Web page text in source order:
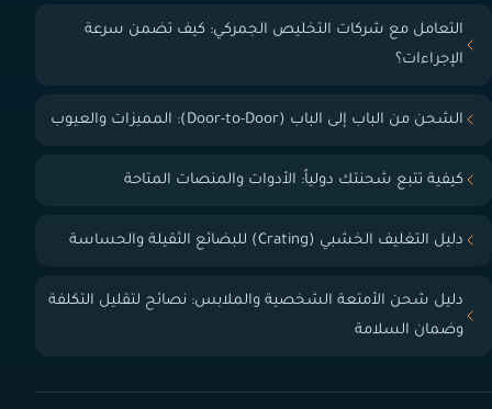
التعامل مع شركات التخليص الجمركي: كيف تضمن سرعة
الإجراءات؟
الشحن من الباب إلى الباب (Door-to-Door): المميزات والعيوب
كيفية تتبع شحنتك دولياً: الأدوات والمنصات المتاحة
دليل التغليف الخشبي (Crating) للبضائع الثقيلة والحساسة
دليل شحن الأمتعة الشخصية والملابس: نصائح لتقليل التكلفة
وضمان السلامة